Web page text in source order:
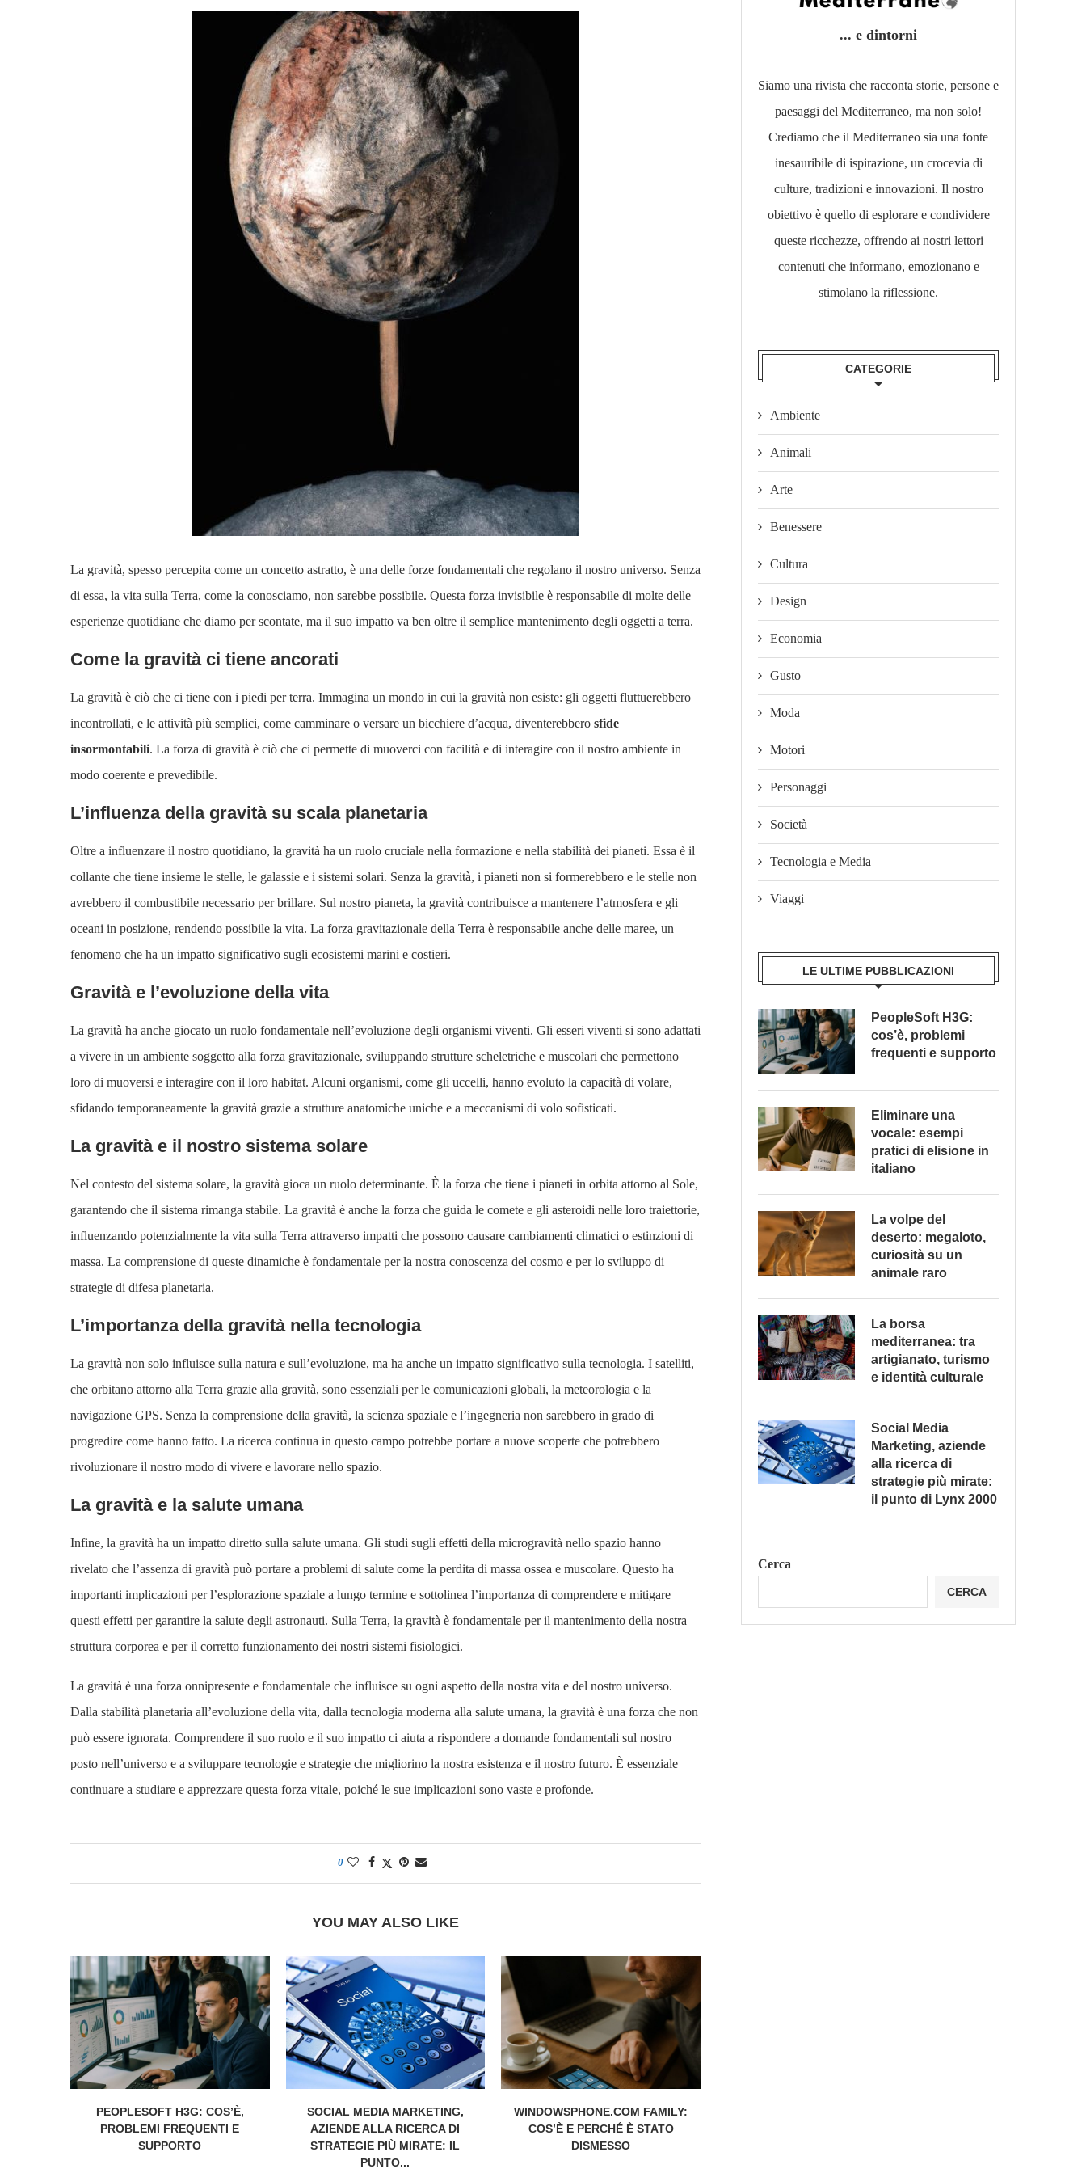
La gravità, spesso percepita come un concetto astratto, è una delle forze fondamentali che regolano il nostro universo. Senza
di essa, la vita sulla Terra, come la conosciamo, non sarebbe possibile. Questa forza invisibile è responsabile di molte delle
esperienze quotidiane che diamo per scontate, ma il suo impatto va ben oltre il semplice mantenimento degli oggetti a terra.
Come la gravità ci tiene ancorati
La gravità è ciò che ci tiene con i piedi per terra. Immagina un mondo in cui la gravità non esiste: gli oggetti fluttuerebbero
incontrollati, e le attività più semplici, come camminare o versare un bicchiere d’acqua, diventerebbero sfide
insormontabili. La forza di gravità è ciò che ci permette di muoverci con facilità e di interagire con il nostro ambiente in
modo coerente e prevedibile.
L’influenza della gravità su scala planetaria
Oltre a influenzare il nostro quotidiano, la gravità ha un ruolo cruciale nella formazione e nella stabilità dei pianeti. Essa è il
collante che tiene insieme le stelle, le galassie e i sistemi solari. Senza la gravità, i pianeti non si formerebbero e le stelle non
avrebbero il combustibile necessario per brillare. Sul nostro pianeta, la gravità contribuisce a mantenere l’atmosfera e gli
oceani in posizione, rendendo possibile la vita. La forza gravitazionale della Terra è responsabile anche delle maree, un
fenomeno che ha un impatto significativo sugli ecosistemi marini e costieri.
Gravità e l’evoluzione della vita
La gravità ha anche giocato un ruolo fondamentale nell’evoluzione degli organismi viventi. Gli esseri viventi si sono adattati
a vivere in un ambiente soggetto alla forza gravitazionale, sviluppando strutture scheletriche e muscolari che permettono
loro di muoversi e interagire con il loro habitat. Alcuni organismi, come gli uccelli, hanno evoluto la capacità di volare,
sfidando temporaneamente la gravità grazie a strutture anatomiche uniche e a meccanismi di volo sofisticati.
La gravità e il nostro sistema solare
Nel contesto del sistema solare, la gravità gioca un ruolo determinante. È la forza che tiene i pianeti in orbita attorno al Sole,
garantendo che il sistema rimanga stabile. La gravità è anche la forza che guida le comete e gli asteroidi nelle loro traiettorie,
influenzando potenzialmente la vita sulla Terra attraverso impatti che possono causare cambiamenti climatici o estinzioni di
massa. La comprensione di queste dinamiche è fondamentale per la nostra conoscenza del cosmo e per lo sviluppo di
strategie di difesa planetaria.
L’importanza della gravità nella tecnologia
La gravità non solo influisce sulla natura e sull’evoluzione, ma ha anche un impatto significativo sulla tecnologia. I satelliti,
che orbitano attorno alla Terra grazie alla gravità, sono essenziali per le comunicazioni globali, la meteorologia e la
navigazione GPS. Senza la comprensione della gravità, la scienza spaziale e l’ingegneria non sarebbero in grado di
progredire come hanno fatto. La ricerca continua in questo campo potrebbe portare a nuove scoperte che potrebbero
rivoluzionare il nostro modo di vivere e lavorare nello spazio.
La gravità e la salute umana
Infine, la gravità ha un impatto diretto sulla salute umana. Gli studi sugli effetti della microgravità nello spazio hanno
rivelato che l’assenza di gravità può portare a problemi di salute come la perdita di massa ossea e muscolare. Questo ha
importanti implicazioni per l’esplorazione spaziale a lungo termine e sottolinea l’importanza di comprendere e mitigare
questi effetti per garantire la salute degli astronauti. Sulla Terra, la gravità è fondamentale per il mantenimento della nostra
struttura corporea e per il corretto funzionamento dei nostri sistemi fisiologici.
La gravità è una forza onnipresente e fondamentale che influisce su ogni aspetto della nostra vita e del nostro universo.
Dalla stabilità planetaria all’evoluzione della vita, dalla tecnologia moderna alla salute umana, la gravità è una forza che non
può essere ignorata. Comprendere il suo ruolo e il suo impatto ci aiuta a rispondere a domande fondamentali sul nostro
posto nell’universo e a sviluppare tecnologie e strategie che migliorino la nostra esistenza e il nostro futuro. È essenziale
continuare a studiare e apprezzare questa forza vitale, poiché le sue implicazioni sono vaste e profonde.
0
YOU MAY ALSO LIKE
PEOPLESOFT H3G: COS’È,
PROBLEMI FREQUENTI E
SUPPORTO
SOCIAL MEDIA MARKETING,
AZIENDE ALLA RICERCA DI
STRATEGIE PIÙ MIRATE: IL
PUNTO...
WINDOWSPHONE.COM FAMILY:
COS’È E PERCHÉ È STATO
DISMESSO
... e dintorni
Siamo una rivista che racconta storie, persone e
paesaggi del Mediterraneo, ma non solo!
Crediamo che il Mediterraneo sia una fonte
inesauribile di ispirazione, un crocevia di
culture, tradizioni e innovazioni. Il nostro
obiettivo è quello di esplorare e condividere
queste ricchezze, offrendo ai nostri lettori
contenuti che informano, emozionano e
stimolano la riflessione.​
CATEGORIE
Ambiente
Animali
Arte
Benessere
Cultura
Design
Economia
Gusto
Moda
Motori
Personaggi
Società
Tecnologia e Media
Viaggi
LE ULTIME PUBBLICAZIONI
PeopleSoft H3G:
cos’è, problemi
frequenti e supporto
Eliminare una
vocale: esempi
pratici di elisione in
italiano
La volpe del
deserto: megaloto,
curiosità su un
animale raro
La borsa
mediterranea: tra
artigianato, turismo
e identità culturale
Social Media
Marketing, aziende
alla ricerca di
strategie più mirate:
il punto di Lynx 2000
Cerca
CERCA